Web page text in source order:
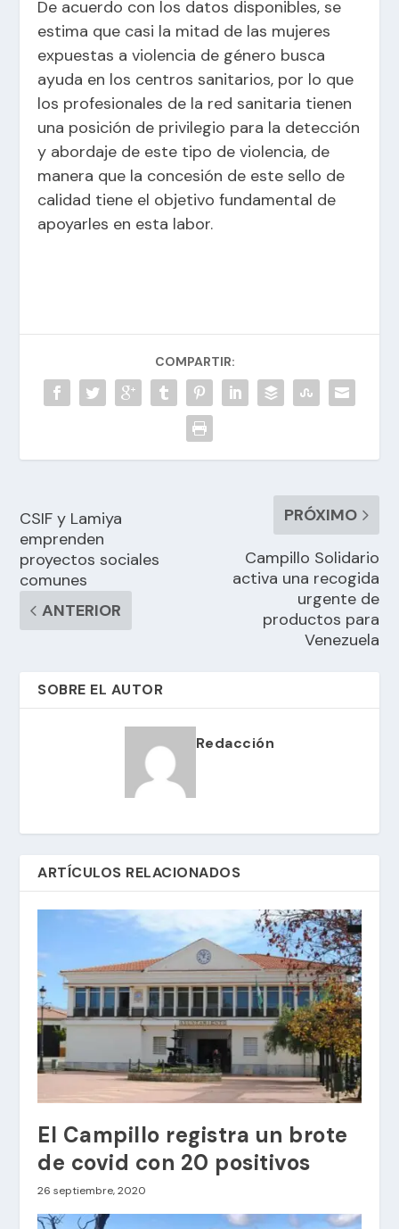
De acuerdo con los datos disponibles, se
estima que casi la mitad de las mujeres
expuestas a violencia de género busca
ayuda en los centros sanitarios, por lo que
los profesionales de la red sanitaria tienen
una posición de privilegio para la detección
y abordaje de este tipo de violencia, de
manera que la concesión de este sello de
calidad tiene el objetivo fundamental de
apoyarles en esta labor.
COMPARTIR:
CSIF y Lamiya
emprenden
proyectos sociales
comunes
ANTERIOR
PRÓXIMO
Campillo Solidario
activa una recogida
urgente de
productos para
Venezuela
SOBRE EL AUTOR
Redacción
ARTÍCULOS RELACIONADOS
El Campillo registra un brote
de covid con 20 positivos
26 septiembre, 2020